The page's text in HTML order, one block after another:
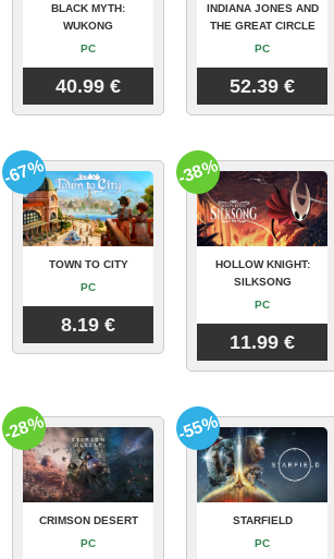
BLACK MYTH:
WUKONG
PC
40.99 €
INDIANA JONES AND
THE GREAT CIRCLE
PC
52.39 €
TOWN TO CITY
PC
8.19 €
-67%
HOLLOW KNIGHT:
SILKSONG
PC
11.99 €
-38%
CRIMSON DESERT
PC
-28%
STARFIELD
PC
-55%